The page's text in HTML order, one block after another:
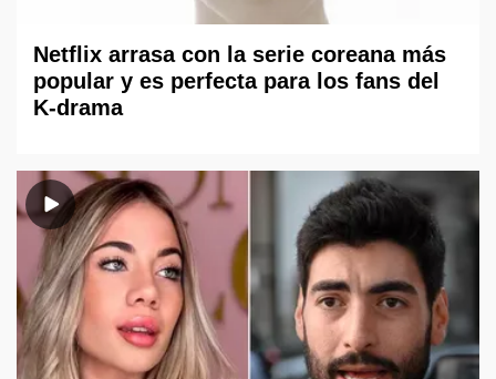
Netflix arrasa con la serie coreana más
popular y es perfecta para los fans del
K-drama